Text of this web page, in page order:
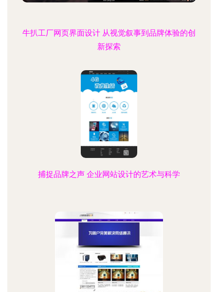
牛扒工厂网页界面设计 从视觉叙事到品牌体验的创
新探索
捕捉品牌之声 企业网站设计的艺术与科学